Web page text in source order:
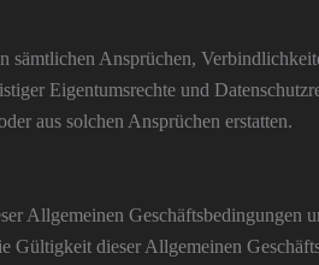
sämtlichen Ansprüchen,
Eigentumsrechte und
aus solchen Ansprüchen erstatten.
Allgemeinen
Gültigkeit dieser Allgemeinen